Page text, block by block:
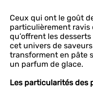
Ceux qui ont le goût
particulièrement ravis
qu’offrent les
cet univers de
transforment en pâte
un parfum de glace.
Les particularités des